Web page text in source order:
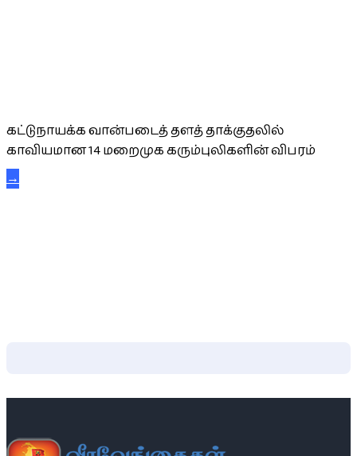
கட்டுநாயக்க வான்படைத் தளத் தாக்குதலில்
காவியமான 14 மறைமுக கரும்புலிகளின் விபரம்
→